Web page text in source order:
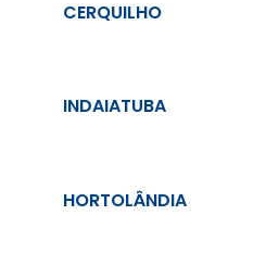
CERQUILHO
INDAIATUBA
HORTOLÂNDIA